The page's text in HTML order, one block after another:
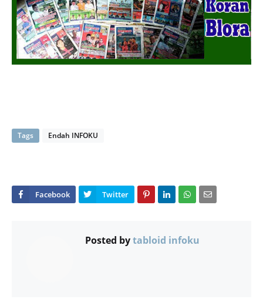
Tags Endah INFOKU
Posted bytabloid infoku